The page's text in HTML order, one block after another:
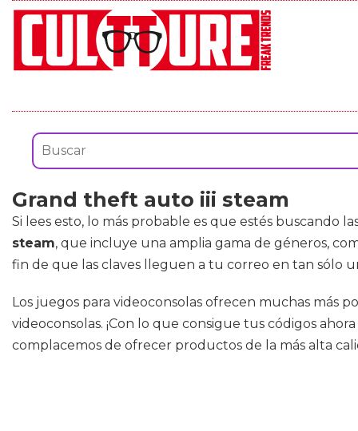
Grand theft auto iii steam
Si lees esto, lo más probable es que estés buscando
steam, que incluye una amplia gama de géneros,
fin de que las claves lleguen a tu correo en tan sólo
Los juegos para videoconsolas ofrecen muchas más
videoconsolas. ¡Con lo que consigue tus códigos
complacemos de ofrecer productos de la más alta